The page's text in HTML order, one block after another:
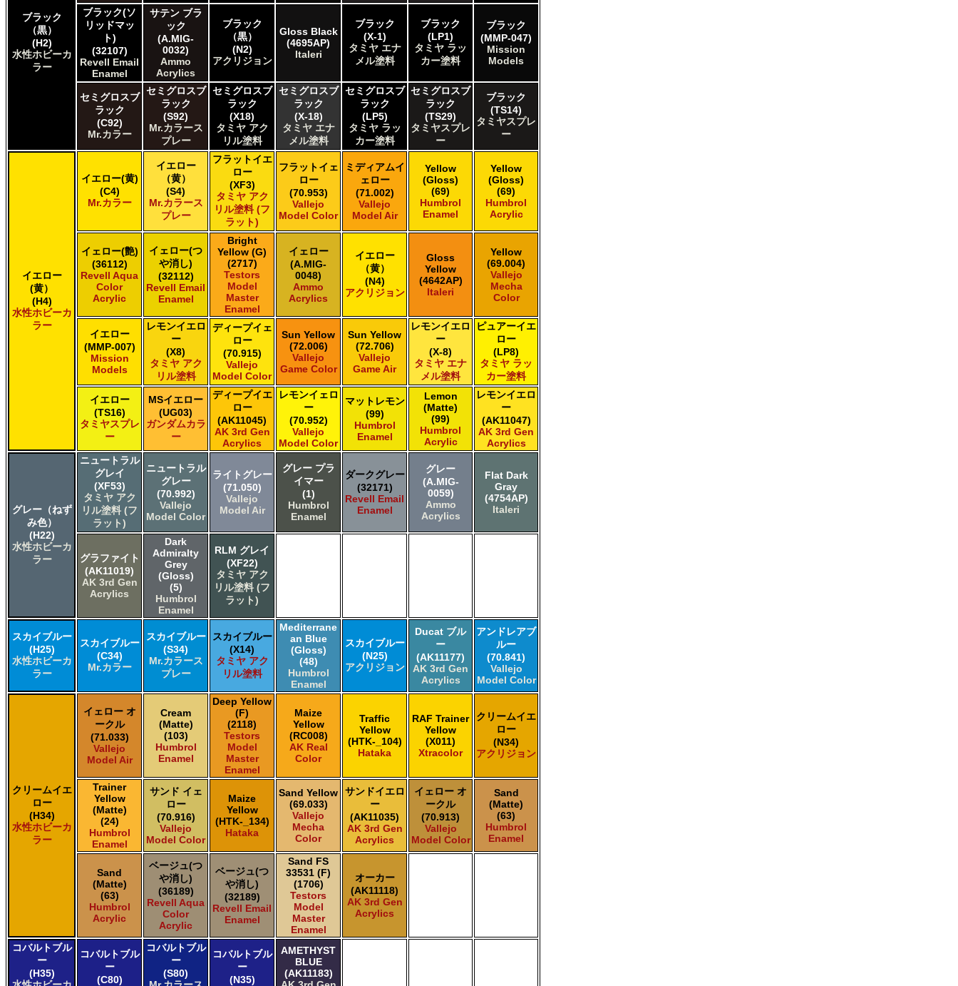
Acrylicos Vallejo Vallejo Model Color
Acrylicos Vallejo Vallejo Panzer Aces
Citadel Colour Citadel
E7 Paints E7 Paints
HATAKA HOBBY Hataka
Humbrol - Hornby Hobbies Humbrol Acrylic
Humbrol of Hornby Hobbies Humbrol Enamel
Italeri Italeri
Lifecolor Lifecolor
Mission Models Mission Models
Revell of Germany Revell Aqua Color Acrylic
Revell of Germany Revell Email Enamel
Testors of Rust-Oleum Group Testors Model Master Acrylic
Testors of Rust-Oleum Group Testors Model Master Enamel
The Scale Modellers Supply SMS
ガイアノーツ ガイア エナメル カラー
ガイアノーツ ガイアカラー
タミヤ タミヤ アクリル塗料
タミヤ タミヤ アクリル塗料 (フラット)
タミヤ タミヤ エアーモデルスプレー
タミヤ タミヤ エナメル塗料
タミヤ タミヤ トップコート/サーフェイサー/プライマー
タミヤ タミヤ ラッカー塗料
タミヤ タミヤスプレー
タミヤ タミヤスプレー
ＧＳＩクレオス Mr.カラー
ＧＳＩクレオス Mr.カラー GX
ＧＳＩクレオス Mr.カラー 色ノ源
ＧＳＩクレオス Mr.カラー スーパーメタリック
ＧＳＩクレオス Mr.カラー スーパーメタリック 2
ＧＳＩクレオス Mr.カラースプレー
ＧＳＩクレオス Mr.クリアカラーGX
ＧＳＩクレオス Mr.クリスタルカラー
ＧＳＩクレオス Mr.サーフェイサー/プライマー
ＧＳＩクレオス Mr.トップコート
ＧＳＩクレオス Mr.メタリックカラーGX
ＧＳＩクレオス Mr.メタルカラー
ＧＳＩクレオス アクリジョン
ＧＳＩクレオス ガンダムカラー
ＧＳＩクレオス ガンダムカラースプレー
ＧＳＩクレオス ガンダムマーカー
ブラック
（黒）
(H2)
水性ホビーカ
ラー
ブラック(ソ
リッドマッ
ト)
(32107)
Revell Email
Enamel
サテン ブラ
ック
(A.MIG-
0032)
Ammo
Acrylics
ブラック
（黒）
(N2)
アクリジョン
Gloss Black
(4695AP)
Italeri
ブラック
(X-1)
タミヤ エナ
メル塗料
ブラック
(LP1)
タミヤ ラッ
カー塗料
ブラック
(MMP-047)
Mission
Models
セミグロスブ
ラック
(C92)
Mr.カラー
セミグロスブ
ラック
(S92)
Mr.カラース
プレー
セミグロスブ
ラック
(X18)
タミヤ アク
リル塗料
セミグロスブ
ラック
(X-18)
タミヤ エナ
メル塗料
セミグロスブ
ラック
(LP5)
タミヤ ラッ
カー塗料
セミグロスブ
ラック
(TS29)
タミヤスプレ
ー
ブラック
(TS14)
タミヤスプレ
ー
イエロー
(黄）
(H4)
水性ホビーカ
ラー
イエロー(黄)
(C4)
Mr.カラー
イエロー
（黄）
(S4)
Mr.カラース
プレー
フラットイエ
ロー
(XF3)
タミヤ アク
リル塗料 (フ
ラット)
フラットイェ
ロー
(70.953)
Vallejo
Model Color
ミディアムイ
ェロー
(71.002)
Vallejo
Model Air
Yellow
(Gloss)
(69)
Humbrol
Enamel
Yellow
(Gloss)
(69)
Humbrol
Acrylic
イェロー(艶)
(36112)
Revell Aqua
Color
Acrylic
イェロー(つ
や消し)
(32112)
Revell Email
Enamel
Bright
Yellow (G)
(2717)
Testors
Model
Master
Enamel
イェロー
(A.MIG-
0048)
Ammo
Acrylics
イエロー
（黄）
(N4)
アクリジョン
Gloss
Yellow
(4642AP)
Italeri
Yellow
(69.004)
Vallejo
Mecha
Color
イエロー
(MMP-007)
Mission
Models
レモンイエロ
ー
(X8)
タミヤ アク
リル塗料
ディープイェ
ロー
(70.915)
Vallejo
Model Color
Sun Yellow
(72.006)
Vallejo
Game Color
Sun Yellow
(72.706)
Vallejo
Game Air
レモンイエロ
ー
(X-8)
タミヤ エナ
メル塗料
ピュアーイエ
ロー
(LP8)
タミヤ ラッ
カー塗料
イエロー
(TS16)
タミヤスプレ
ー
MSイエロー
(UG03)
ガンダムカラ
ー
ディープイエ
ロー
(AK11045)
AK 3rd Gen
Acrylics
レモンイェロ
ー
(70.952)
Vallejo
Model Color
マットレモン
(99)
Humbrol
Enamel
Lemon
(Matte)
(99)
Humbrol
Acrylic
レモンイエロ
ー
(AK11047)
AK 3rd Gen
Acrylics
グレー（ねず
み色）
(H22)
水性ホビーカ
ラー
ニュートラル
グレイ
(XF53)
タミヤ アク
リル塗料 (フ
ラット)
ニュートラル
グレー
(70.992)
Vallejo
Model Color
ライトグレー
(71.050)
Vallejo
Model Air
グレー プラ
イマー
(1)
Humbrol
Enamel
ダークグレー
(32171)
Revell Email
Enamel
グレー
(A.MIG-
0059)
Ammo
Acrylics
Flat Dark
Gray
(4754AP)
Italeri
グラファイト
(AK11019)
AK 3rd Gen
Acrylics
Dark
Admiralty
Grey
(Gloss)
(5)
Humbrol
Enamel
RLM グレイ
(XF22)
タミヤ アク
リル塗料 (フ
ラット)
スカイブルー
(H25)
水性ホビーカ
ラー
スカイブルー
(C34)
Mr.カラー
スカイブルー
(S34)
Mr.カラース
プレー
スカイブルー
(X14)
タミヤ アク
リル塗料
Mediterrane
an Blue
(Gloss)
(48)
Humbrol
Enamel
スカイブルー
(N25)
アクリジョン
Ducat ブル
ー
(AK11177)
AK 3rd Gen
Acrylics
アンドレアブ
ルー
(70.841)
Vallejo
Model Color
クリームイエ
ロー
(H34)
水性ホビーカ
ラー
イェロー オ
ークル
(71.033)
Vallejo
Model Air
Cream
(Matte)
(103)
Humbrol
Enamel
Deep Yellow
(F)
(2118)
Testors
Model
Master
Enamel
Maize
Yellow
(RC008)
AK Real
Color
Traffic
Yellow
(HTK-_104)
Hataka
RAF Trainer
Yellow
(X011)
Xtracolor
クリームイエ
ロー
(N34)
アクリジョン
Trainer
Yellow
(Matte)
(24)
Humbrol
Enamel
サンド イェ
ロー
(70.916)
Vallejo
Model Color
Maize
Yellow
(HTK-_134)
Hataka
Sand Yellow
(69.033)
Vallejo
Mecha
Color
サンドイエロ
ー
(AK11035)
AK 3rd Gen
Acrylics
イェロー オ
ークル
(70.913)
Vallejo
Model Color
Sand
(Matte)
(63)
Humbrol
Enamel
Sand
(Matte)
(63)
Humbrol
Acrylic
ベージュ(つ
や消し)
(36189)
Revell Aqua
Color
Acrylic
ベージュ(つ
や消し)
(32189)
Revell Email
Enamel
Sand FS
33531 (F)
(1706)
Testors
Model
Master
Enamel
オーカー
(AK11118)
AK 3rd Gen
Acrylics
コバルトブル
ー
(H35)
コバルトブル
ー
(C80)
コバルトブル
ー
(S80)
コバルトブル
ー
(N35)
AMETHYST
BLUE
(AK11183)